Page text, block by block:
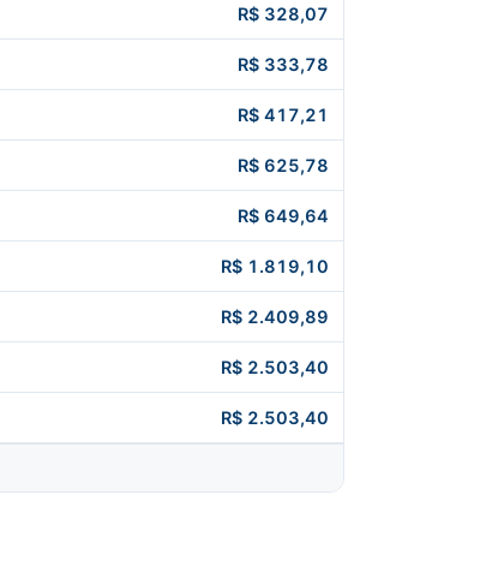
R$ 328,07
R$ 333,78
R$ 417,21
R$ 625,78
R$ 649,64
R$ 1.819,10
R$ 2.409,89
R$ 2.503,40
R$ 2.503,40